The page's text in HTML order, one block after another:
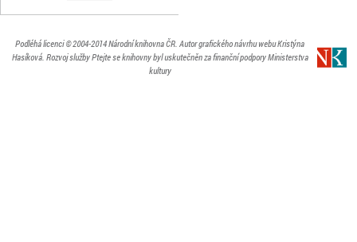
Podléhá licenci© 2004-2014Národní knihovna ČR. Autor grafického návrhu webu Kristýna
Hasíková. Rozvoj služby Ptejte se knihovny byl uskutečněn za finanční podpory Ministerstva
kultury